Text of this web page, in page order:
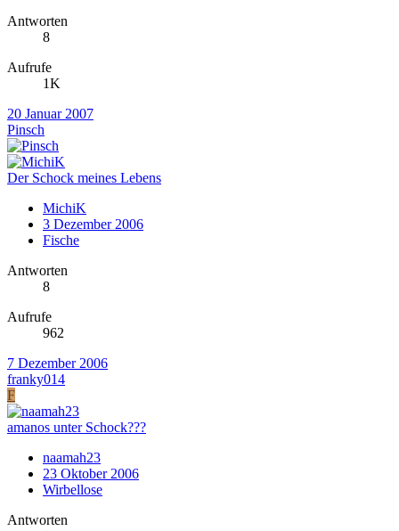
Antworten
8
Aufrufe
1K
20 Januar 2007
Pinsch
Der Schock meines Lebens
MichiK
3 Dezember 2006
Fische
Antworten
8
Aufrufe
962
7 Dezember 2006
franky014
F
amanos unter Schock???
naamah23
23 Oktober 2006
Wirbellose
Antworten